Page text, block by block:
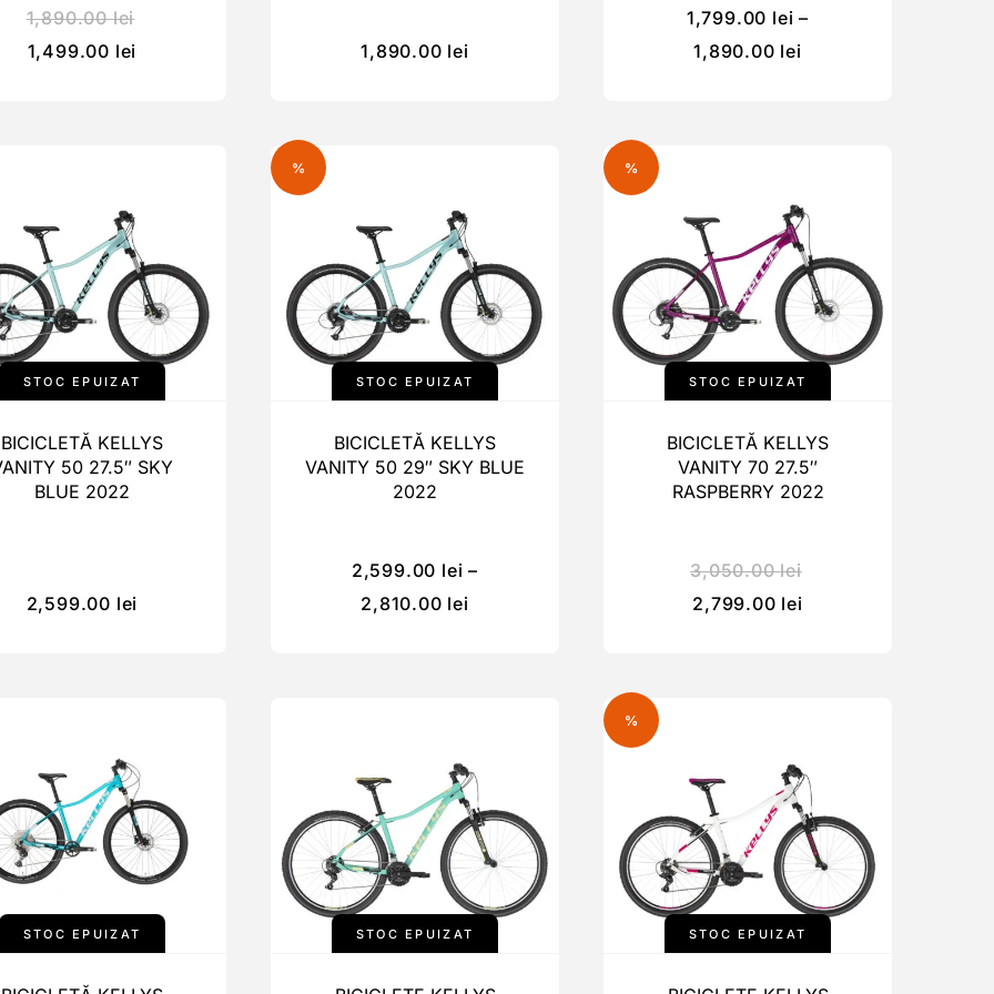
1,890.00lei
1,499.00 lei 1,890.00 lei
1,799.00 lei –
1,890.00 lei
STOC EPUIZAT
BICICLETĂ KELLYS
50 27.5″ SKY
BLUE 2022
2,599.00 lei
%
STOC EPUIZAT
BICICLETĂ KELLYS
VANITY 50 29″ SKY BLUE
2022
2,599.00 lei –
2,810.00 lei
%
STOC EPUIZAT
BICICLETĂ KELLYS
VANITY 70 27.5″
RASPBERRY 2022
3,050.00lei
2,799.00 lei
STOC EPUIZAT STOC EPUIZAT
%
STOC EPUIZAT